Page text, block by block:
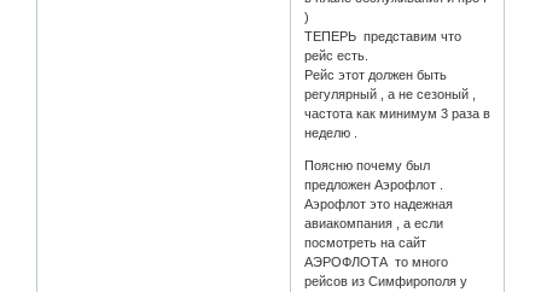
)
ТЕПЕРЬ представим что
рейс есть.
Рейс этот должен быть
регулярный , а не сезоный ,
частота как минимум 3 раза в
неделю .
Поясню почему был
предложен Аэрофлот .
Аэрофлот это надежная
авиакомпания , а если
посмотреть на сайт
АЭРОФЛОТА то много
рейсов из Симфирополя у